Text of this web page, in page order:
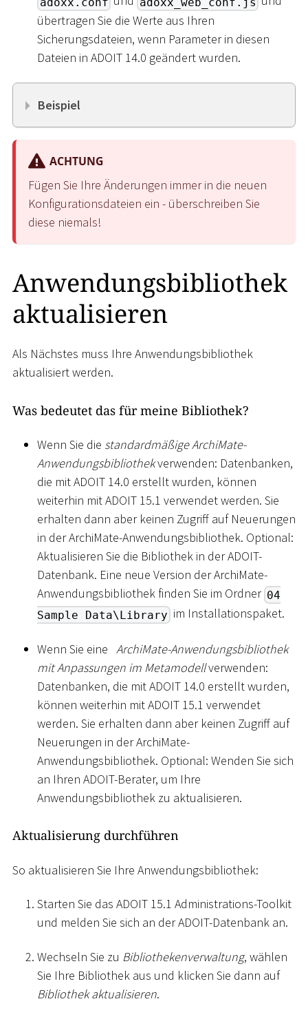
übertragen Sie die Werte aus Ihren
Sicherungsdateien, wenn Parameter in diesen
Dateien in ADOIT 14.0 geändert wurden.
Beispiel
ACHTUNG
Fügen Sie Ihre Änderungen immer in die neuen
Konfigurationsdateien ein - überschreiben Sie
diese niemals!
Anwendungsbibliothek
aktualisieren
Als Nächstes muss Ihre Anwendungsbibliothek
aktualisiert werden.
Was bedeutet das für meine Bibliothek?
Wenn Sie die standardmäßige ArchiMate-
Anwendungsbibliothekverwenden: Datenbanken,
die mit ADOIT 14.0 erstellt wurden, können
weiterhin mit ADOIT 15.1 verwendet werden. Sie
erhalten dann aber keinen Zugriff auf Neuerungen
in der ArchiMate-Anwendungsbibliothek. Optional:
Aktualisieren Sie die Bibliothek in der ADOIT-
Datenbank. Eine neue Version der ArchiMate-
Anwendungsbibliothek finden Sie im Ordner 04
Sample Data\Library im Installationspaket.
Wenn Sie eine ArchiMate-Anwendungsbibliothek
mit Anpassungen im Metamodellverwenden:
Datenbanken, die mit ADOIT 14.0 erstellt wurden,
können weiterhin mit ADOIT 15.1 verwendet
werden. Sie erhalten dann aber keinen Zugriff auf
Neuerungen in der ArchiMate-
Anwendungsbibliothek. Optional: Wenden Sie sich
an Ihren ADOIT-Berater, um Ihre
Anwendungsbibliothek zu aktualisieren.
Aktualisierung durchführen
So aktualisieren Sie Ihre Anwendungsbibliothek:
Starten Sie das ADOIT 15.1 Administrations-Toolkit
und melden Sie sich an der ADOIT-Datenbank an.
Wechseln Sie zu Bibliothekenverwaltung, wählen
Sie Ihre Bibliothek aus und klicken Sie dann auf
Bibliothek aktualisieren.